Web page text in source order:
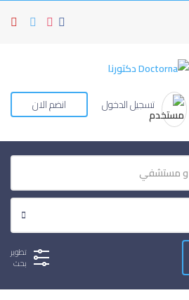
تسجيل الدخول انضم الان
تطوير
بحث